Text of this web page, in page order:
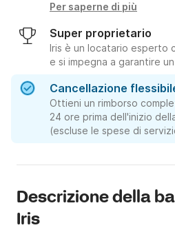
Per saperne di più
Super proprietario
Iris è un locatario esperto
e si impegna a garantire
Cancellazione
Ottieni un rimborso
24 ore prima dell'inizio
(escluse le spese di
Descrizione della
Iris